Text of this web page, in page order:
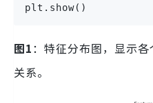
plt.show()
图1：特征分布图，显示
关系。